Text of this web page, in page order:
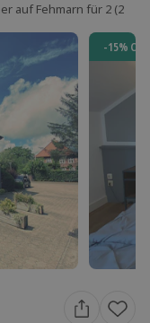
auf Fehmarn für 2 (2
-15%